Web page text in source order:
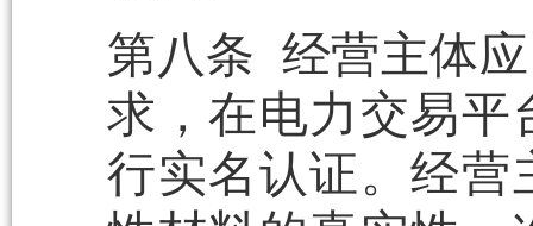
第八条 经营主体
求，在电力交易平
行实名认证。经营